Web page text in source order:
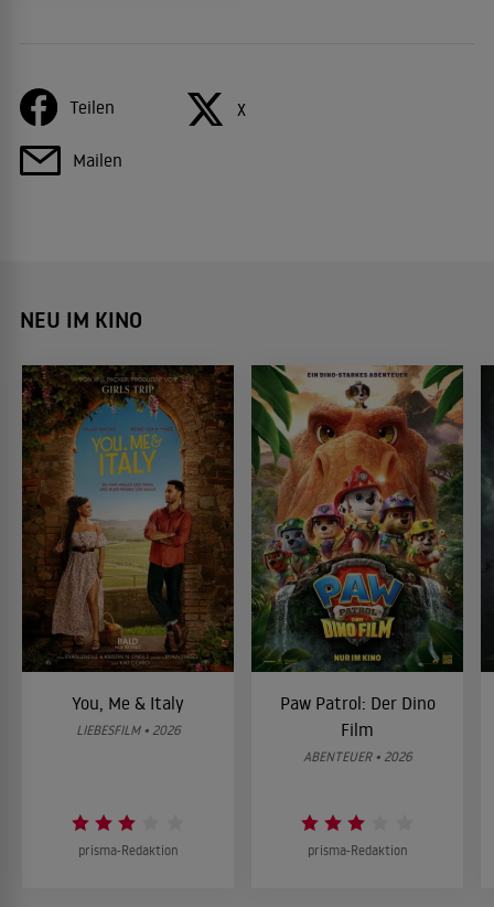
Teilen X
Mailen
NEU IM KINO
You, Me & Italy
LIEBESFILM • 2026
prisma-Redaktion
Paw Patrol: Der Dino
Film
ABENTEUER • 2026
prisma-Redaktion